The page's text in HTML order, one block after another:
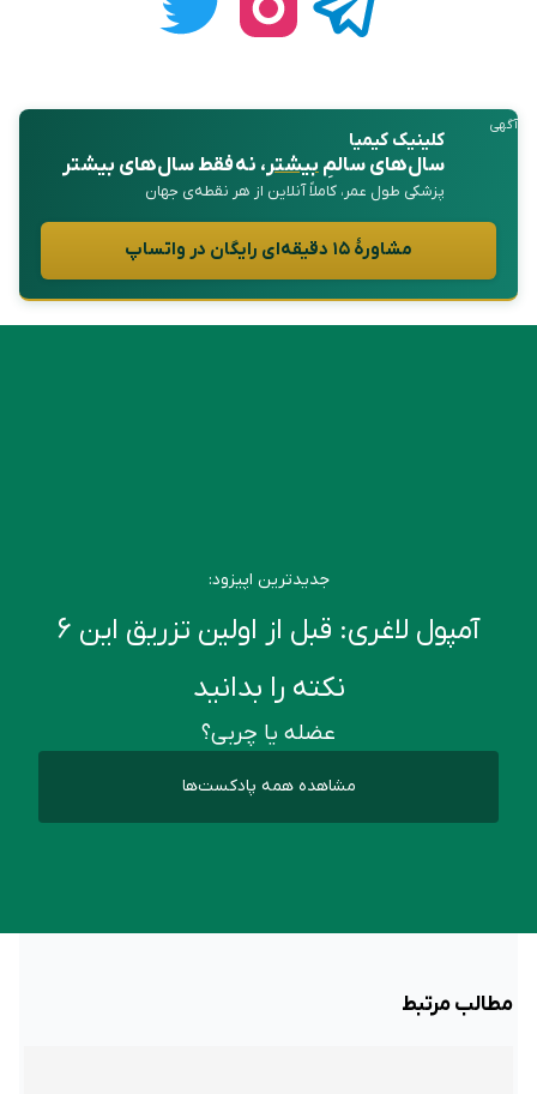
آگهی
کلینیک کیمیا
سال‌های سالمِبیشتر، نه فقط سال‌های بیشتر
پزشکی طول عمر، کاملاً آنلاین از هر نقطه‌ی جهان
مشاورهٔ ۱۵ دقیقه‌ای رایگان در واتساپ
جدیدترین اپیزود:
آمپول لاغری: قبل از اولین تزریق این ۶
نکته را بدانید
عضله یا چربی؟
مشاهده همه پادکست‌ها
مطالب مرتبط